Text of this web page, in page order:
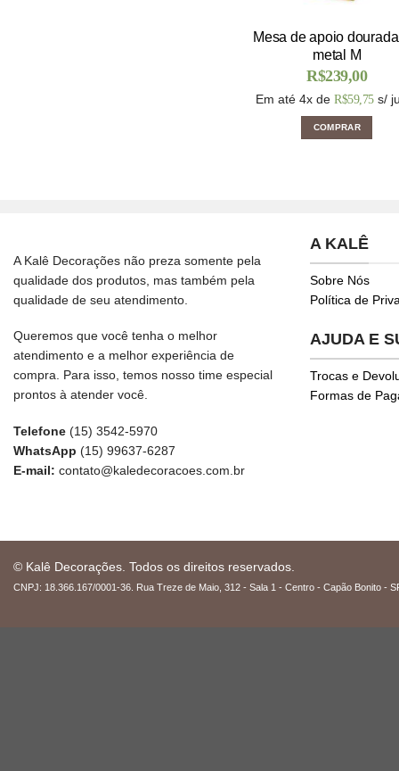
Mesa de apoio
metal M
R$239,00
Em até 4x de R$59,75 s/
COMPRAR
A Kalê Decorações não preza somente pela
qualidade dos produtos, mas também pela
qualidade de seu atendimento.
Queremos que você tenha o melhor
atendimento e a melhor experiência de
compra. Para isso, temos nosso time especial
prontos à atender você.
Telefone (15) 3542-5970
WhatsApp (15) 99637-6287
E-mail: contato@kaledecoracoes.com.br
A KALÊ
Sobre Nós
Política de
AJUDA E
Trocas e
Formas de
© Kalê Decorações. Todos os direitos reservados.
CNPJ: 18.366.167/0001-36. Rua Treze de Maio, 312 - Sala 1 - Centro - Capão Bonito -